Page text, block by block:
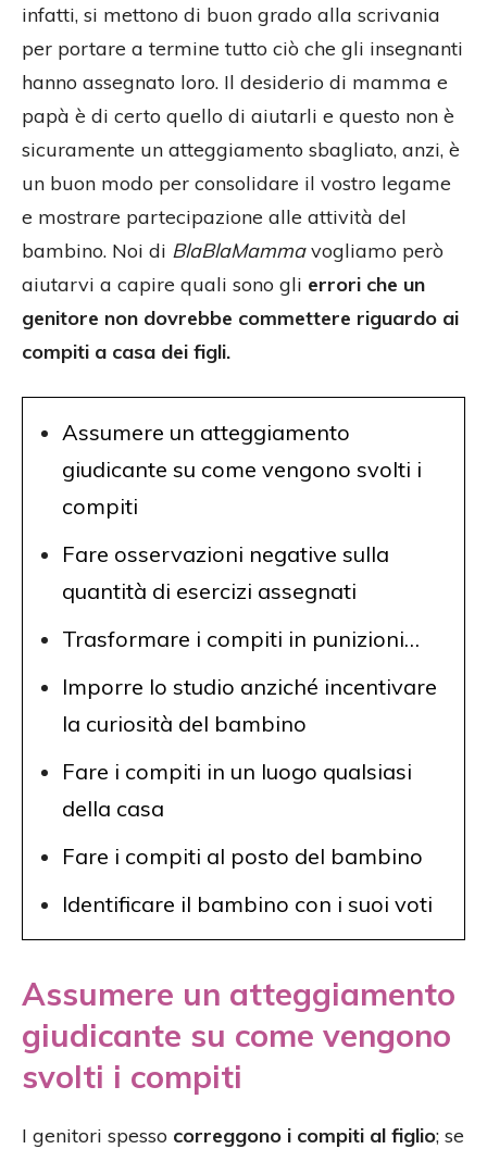
infatti, si mettono di buon grado alla scrivania
per portare a termine tutto ciò che gli insegnanti
hanno assegnato loro. Il desiderio di mamma e
papà è di certo quello di aiutarli e questo non è
sicuramente un atteggiamento sbagliato, anzi, è
un buon modo per consolidare il vostro legame
e mostrare partecipazione alle attività del
bambino. Noi di BlaBlaMammavogliamo però
aiutarvi a capire quali sono gli errori che un
genitore non dovrebbe commettere riguardo ai
compiti a casa dei figli.
Assumere un atteggiamento
giudicante su come vengono svolti i
compiti
Fare osservazioni negative sulla
quantità di esercizi assegnati
Trasformare i compiti in punizioni…
Imporre lo studio anziché incentivare
la curiosità del bambino
Fare i compiti in un luogo qualsiasi
della casa
Fare i compiti al posto del bambino
Identificare il bambino con i suoi voti
Assumere un atteggiamento
giudicante su come vengono
svolti i compiti
I genitori spesso correggono i compiti al figlio; se